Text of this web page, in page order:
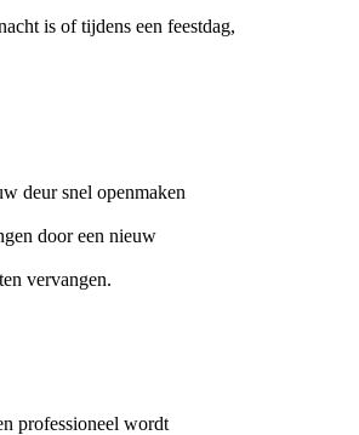
is of tijdens een feestdag,
deur snel openmaken
door een nieuw
vervangen.
professioneel wordt